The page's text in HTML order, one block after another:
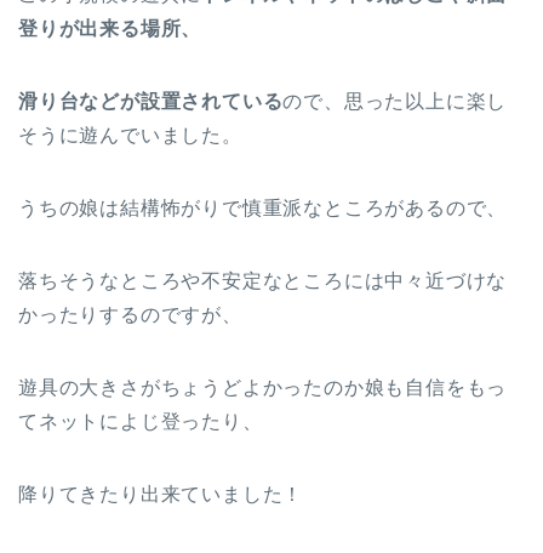
登りが出来る場所、
滑り台などが設置されているので、思った以上に楽し
そうに遊んでいました。
うちの娘は結構怖がりで慎重派なところがあるので、
落ちそうなところや不安定なところには中々近づけな
かったりするのですが、
遊具の大きさがちょうどよかったのか娘も自信をもっ
てネットによじ登ったり、
降りてきたり出来ていました！